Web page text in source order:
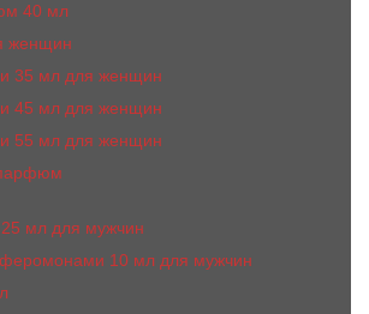
40 мл
женщин
35 мл для женщин
45 мл для женщин
55 мл для женщин
мл для мужчин
10 мл для мужчин